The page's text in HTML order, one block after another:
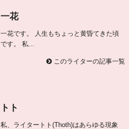
一花
一花です。 人生もちょっと黄昏てきた頃
です。 私...
このライターの記事一覧
トト
私、ライタートト(Thoth)はあらゆる現象